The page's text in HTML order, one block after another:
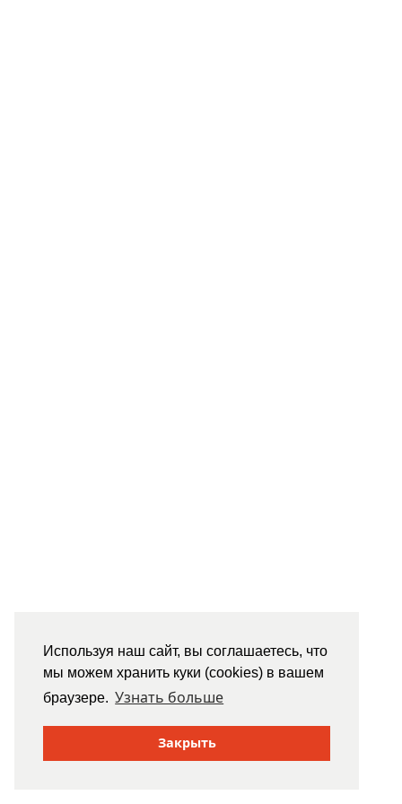
Используя наш сайт, вы соглашаетесь, что
мы можем хранить куки (cookies) в вашем
браузере. Узнать больше
Закрыть